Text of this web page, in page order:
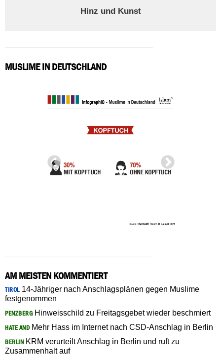
Hinz und Kunst
MUSLIME IN DEUTSCHLAND
AM MEISTEN KOMMENTIERT
TIROL14-Jähriger nach Anschlagsplänen gegen Muslime
festgenommen
PENZBERGHinweisschild zu Freitagsgebet wieder beschmiert
HATE ANDMehr Hass im Internet nach CSD-Anschlag in Berlin
BERLIN KRM verurteilt Anschlag in Berlin und ruft zu
Zusammenhalt auf